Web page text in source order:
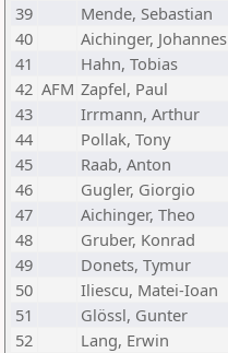
39
Mende, Sebastian
40
Aichinger, Johannes
41
Hahn, Tobias
42 AFM Zapfel, Paul
43
Irrmann, Arthur
44
Pollak, Tony
45
Raab, Anton
46
Gugler, Giorgio
47
Aichinger, Theo
48
Gruber, Konrad
49
Donets, Tymur
50
Iliescu, Matei-Ioan
51
Glössl, Gunter
52
Lang, Erwin